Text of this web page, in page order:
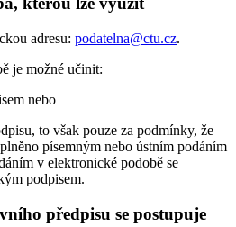
adresu: podatelna@ctu.cz.
je možné učinit:
nebo
to však pouze za podmínky, že
písemným nebo ústním podáním
v elektronické podobě se
podpisem.
předpisu se postupuje